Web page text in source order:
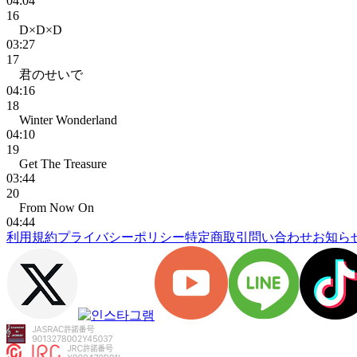
16
D×D×D
03:27
17
君のせいで
04:16
18
Winter Wonderland
04:10
19
Get The Treasure
03:44
20
From Now On
04:44
利用規約プライバシーポリシー特定商取引 問い合わせお知ら